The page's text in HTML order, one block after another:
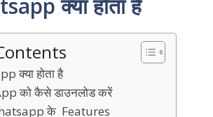
क्या होता है
क्या होता है
को कैसे डाउनलोड करें
के Features